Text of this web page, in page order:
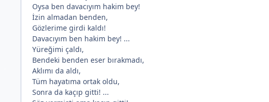
Oysa ben davacıyım hakim bey!
İzin almadan benden,
Gözlerime girdi kaldı!
Davacıyım ben hakim bey! ...
Yüreğimi çaldı,
Bendeki benden eser bırakmadı,
Aklımı da aldı,
Tüm hayatıma ortak oldu,
Sonra da kaçıp gitti! ...